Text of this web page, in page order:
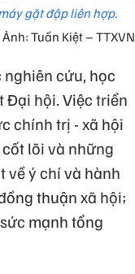
gặt đập liên hợp.
Ảnh: Tuấn Kiệt – TTXVN
cứu, học
Đại hội. Việc triển
chính trị - xã hội
lõi và những
về ý chí và hành
thuận xã hội;
mạnh tổng